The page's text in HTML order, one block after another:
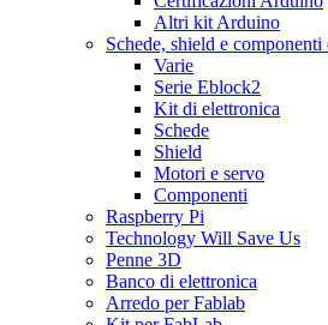
Altri kit Arduino
Schede, shield e
Varie
Serie Eblock2
Kit di elettronica
Schede
Shield
Motori e servo
Componenti
Raspberry Pi
Technology Will Save Us
Penne 3D
Banco di elettronica
Arredo per Fablab